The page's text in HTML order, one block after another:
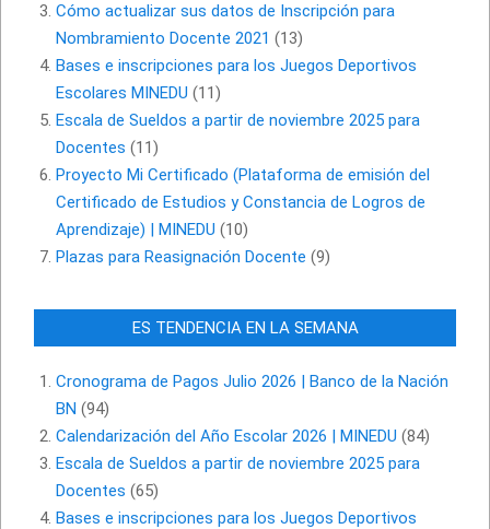
Cómo actualizar sus datos de Inscripción para
Nombramiento Docente 2021 (13)
Bases e inscripciones para los Juegos Deportivos
Escolares MINEDU (11)
Escala de Sueldos a partir de noviembre 2025 para
Docentes (11)
Proyecto Mi Certificado (Plataforma de emisión del
Certificado de Estudios y Constancia de Logros de
Aprendizaje) | MINEDU (10)
Plazas para Reasignación Docente (9)
ES TENDENCIA EN LA SEMANA
Cronograma de Pagos Julio 2026 | Banco de la Nación
BN (94)
Calendarización del Año Escolar 2026 | MINEDU (84)
Escala de Sueldos a partir de noviembre 2025 para
Docentes (65)
Bases e inscripciones para los Juegos Deportivos